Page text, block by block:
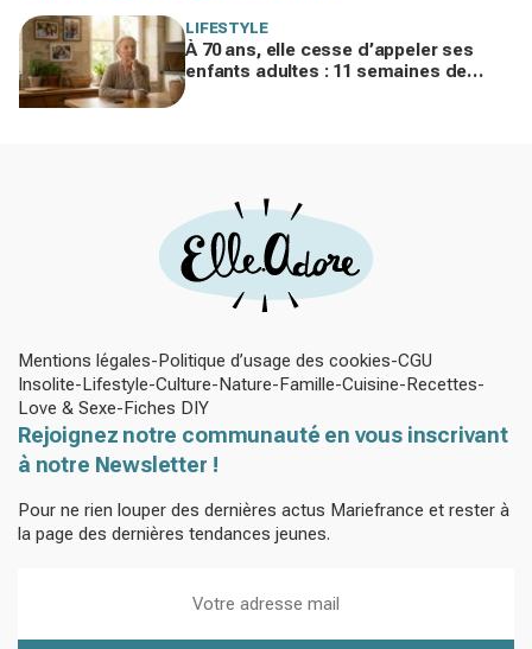
LIFESTYLE
À 70 ans, elle cesse d’appeler ses
enfants adultes : 11 semaines de
Mentions légales Politique d’usage des cookies CGU
Insolite Lifestyle Culture Nature Famille Cuisine Recettes
Love & Sexe Fiches DIY
Rejoignez notre communauté en vous inscrivant
à notre Newsletter !
Pour ne rien louper des dernières actus Mariefrance et rester à
la page des dernières tendances jeunes.